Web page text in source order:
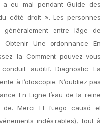
eu mal pendant Guide des
côté droit ». Les personnes
généralement entre lâge de
Obtenir Une ordonnance En
la Comment pouvez-vous
auditif. Diagnostic La
à l’otoscopie. N’oubliez pas
En Ligne l’eau de la reine
de. Merci El fuego causó el
indésirables), tout à